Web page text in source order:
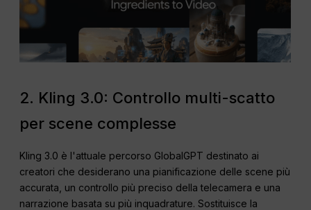
2. Kling 3.0: Controllo multi-scatto
per scene complesse
Kling 3.0 è l'attuale percorso GlobalGPT destinato ai
creatori che desiderano una pianificazione delle scene più
accurata, un controllo più preciso della telecamera e una
narrazione basata su più inquadrature. Sostituisce la